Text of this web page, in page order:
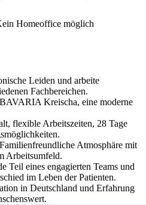
Homeoffice möglich
Leiden und arbeite
Fachbereichen.
Kreischa, eine moderne
flexible Arbeitszeiten, 28 Tage
Familienfreundliche Atmosphäre mit
Arbeitsumfeld.
Teil eines engagierten Teams und
im Leben der Patienten.
in Deutschland und Erfahrung